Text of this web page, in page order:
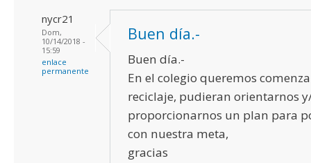
nycr21
Dom,
10/14/2018 -
15:59
enlace
permanente
Buen día.-
Buen día.-
En el colegio queremos
reciclaje, pudieran orientarnos
proporcionarnos un plan para
con nuestra meta,
gracias